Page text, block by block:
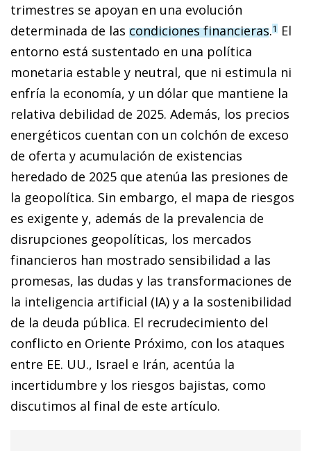
trimestres se apoyan en una evolución
determinada de las condiciones financieras.1 El
entorno está sustentado en una política
monetaria estable y neutral, que ni estimula ni
enfría la economía, y un dólar que mantiene la
relativa debilidad de 2025. Además, los precios
energéticos cuentan con un colchón de exceso
de oferta y acumulación de existencias
heredado de 2025 que atenúa las presiones de
la geopolítica. Sin embargo, el mapa de riesgos
es exigente y, además de la prevalencia de
disrupciones geopolíticas, los mercados
financieros han mostrado sensibilidad a las
promesas, las dudas y las transformaciones de
la inteligencia artificial (IA) y a la sostenibilidad
de la deuda pública. El recrudecimiento del
conflicto en Oriente Próximo, con los ataques
entre EE. UU., Israel e Irán, acentúa la
incertidumbre y los riesgos bajistas, como
discutimos al final de este artículo.